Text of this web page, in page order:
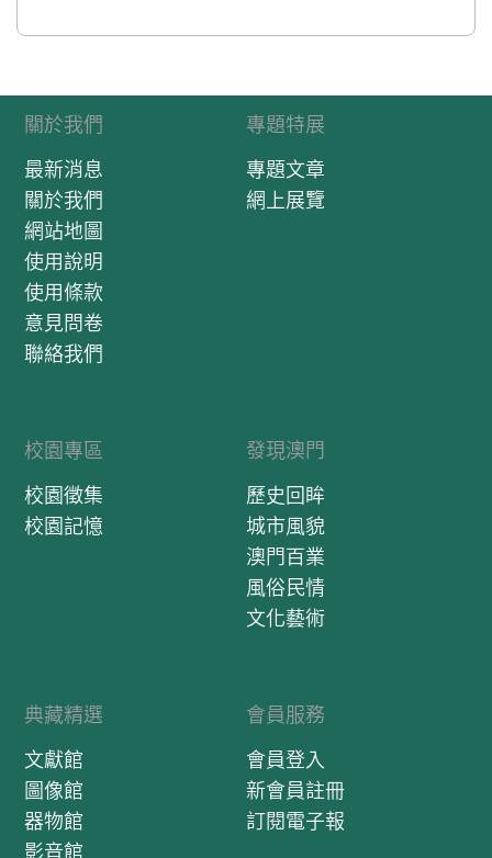
關於我們
最新消息
關於我們
網站地圖
使用說明
使用條款
意見問卷
聯絡我們
專題特展
專題文章
網上展覽
校園專區
校園徵集
校園記憶
發現澳門
歷史回眸
城市風貌
澳門百業
風俗民情
文化藝術
典藏精選
文獻館
圖像館
器物館
影音館
會員服務
會員登入
新會員註冊
訂閱電子報